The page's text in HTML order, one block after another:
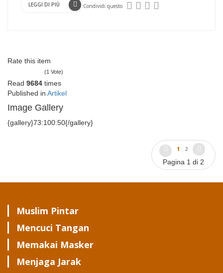
LEGGI DI PIÙ Condividi questo
Rate this item
(1 Vote)
Read 9684 times
Published in Artikel
Image Gallery
{gallery}73:100:50{/gallery}
1 2
Pagina 1 di 2
Muslim Pintar
Mencuci Tangan
Memakai Masker
Menjaga Jarak